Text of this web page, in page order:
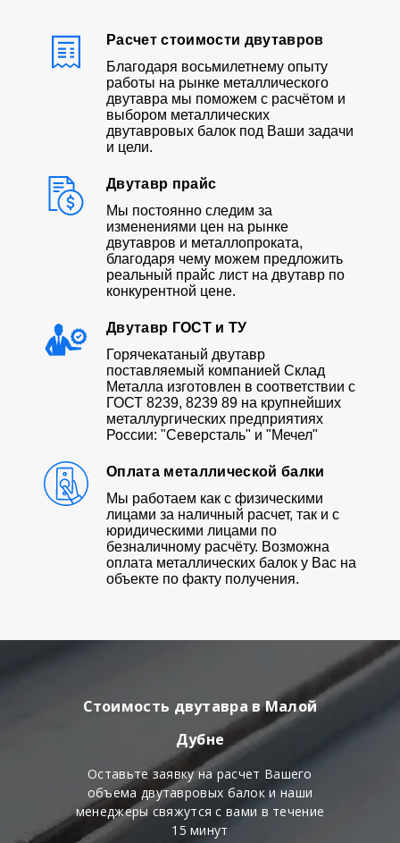
Расчет стоимости двутавров
Благодаря восьмилетнему опыту
работы на рынке металлического
двутавра мы поможем с расчётом и
выбором металлических
двутавровых балок под Ваши задачи
и цели.
Двутавр прайс
Мы постоянно следим за
изменениями цен на рынке
двутавров и металлопроката,
благодаря чему можем предложить
реальный прайс лист на двутавр по
конкурентной цене.
Двутавр ГОСТ и ТУ
Горячекатаный двутавр
поставляемый компанией Склад
Металла изготовлен в соответствии с
ГОСТ 8239, 8239 89 на крупнейших
металлургических предприятиях
России: "Северсталь" и "Мечел"
Оплата металлической балки
Мы работаем как с физическими
лицами за наличный расчет, так и с
юридическими лицами по
безналичному расчёту. Возможна
оплата металлических балок у Вас на
объекте по факту получения.
Стоимость двутавра в Малой
Дубне
Оставьте заявку на расчет Вашего
объема двутавровых балок и наши
менеджеры свяжутся с вами в течение
15 минут